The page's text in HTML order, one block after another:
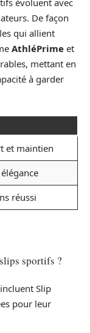
De façon
qui allient
AthléPrime et
mettant en
à garder
et maintien
réussi
sportifs ?
Slip
pour leur